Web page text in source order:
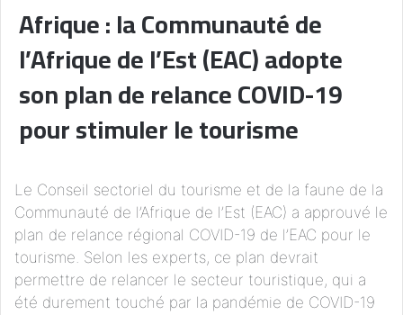
Afrique : la Communauté de
l’Afrique de l’Est (EAC) adopte
son plan de relance COVID-19
pour stimuler le tourisme
Le Conseil sectoriel du tourisme et de la faune de la
Communauté de l’Afrique de l’Est (EAC) a approuvé le
plan de relance régional COVID-19 de l’EAC pour le
tourisme. Selon les experts, ce plan devrait
permettre de relancer le secteur touristique, qui a
été durement touché par la pandémie de COVID-19